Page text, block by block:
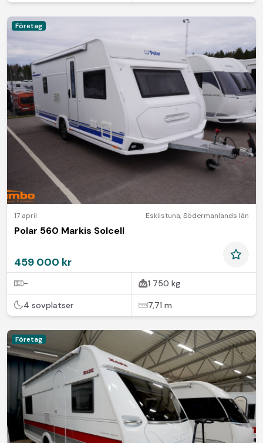
Företag
17 april Eskilstuna,Södermanlands län
Polar 560 Markis Solcell
459 000 kr
- 1 750 kg
4 sovplatser 7,71 m
Företag